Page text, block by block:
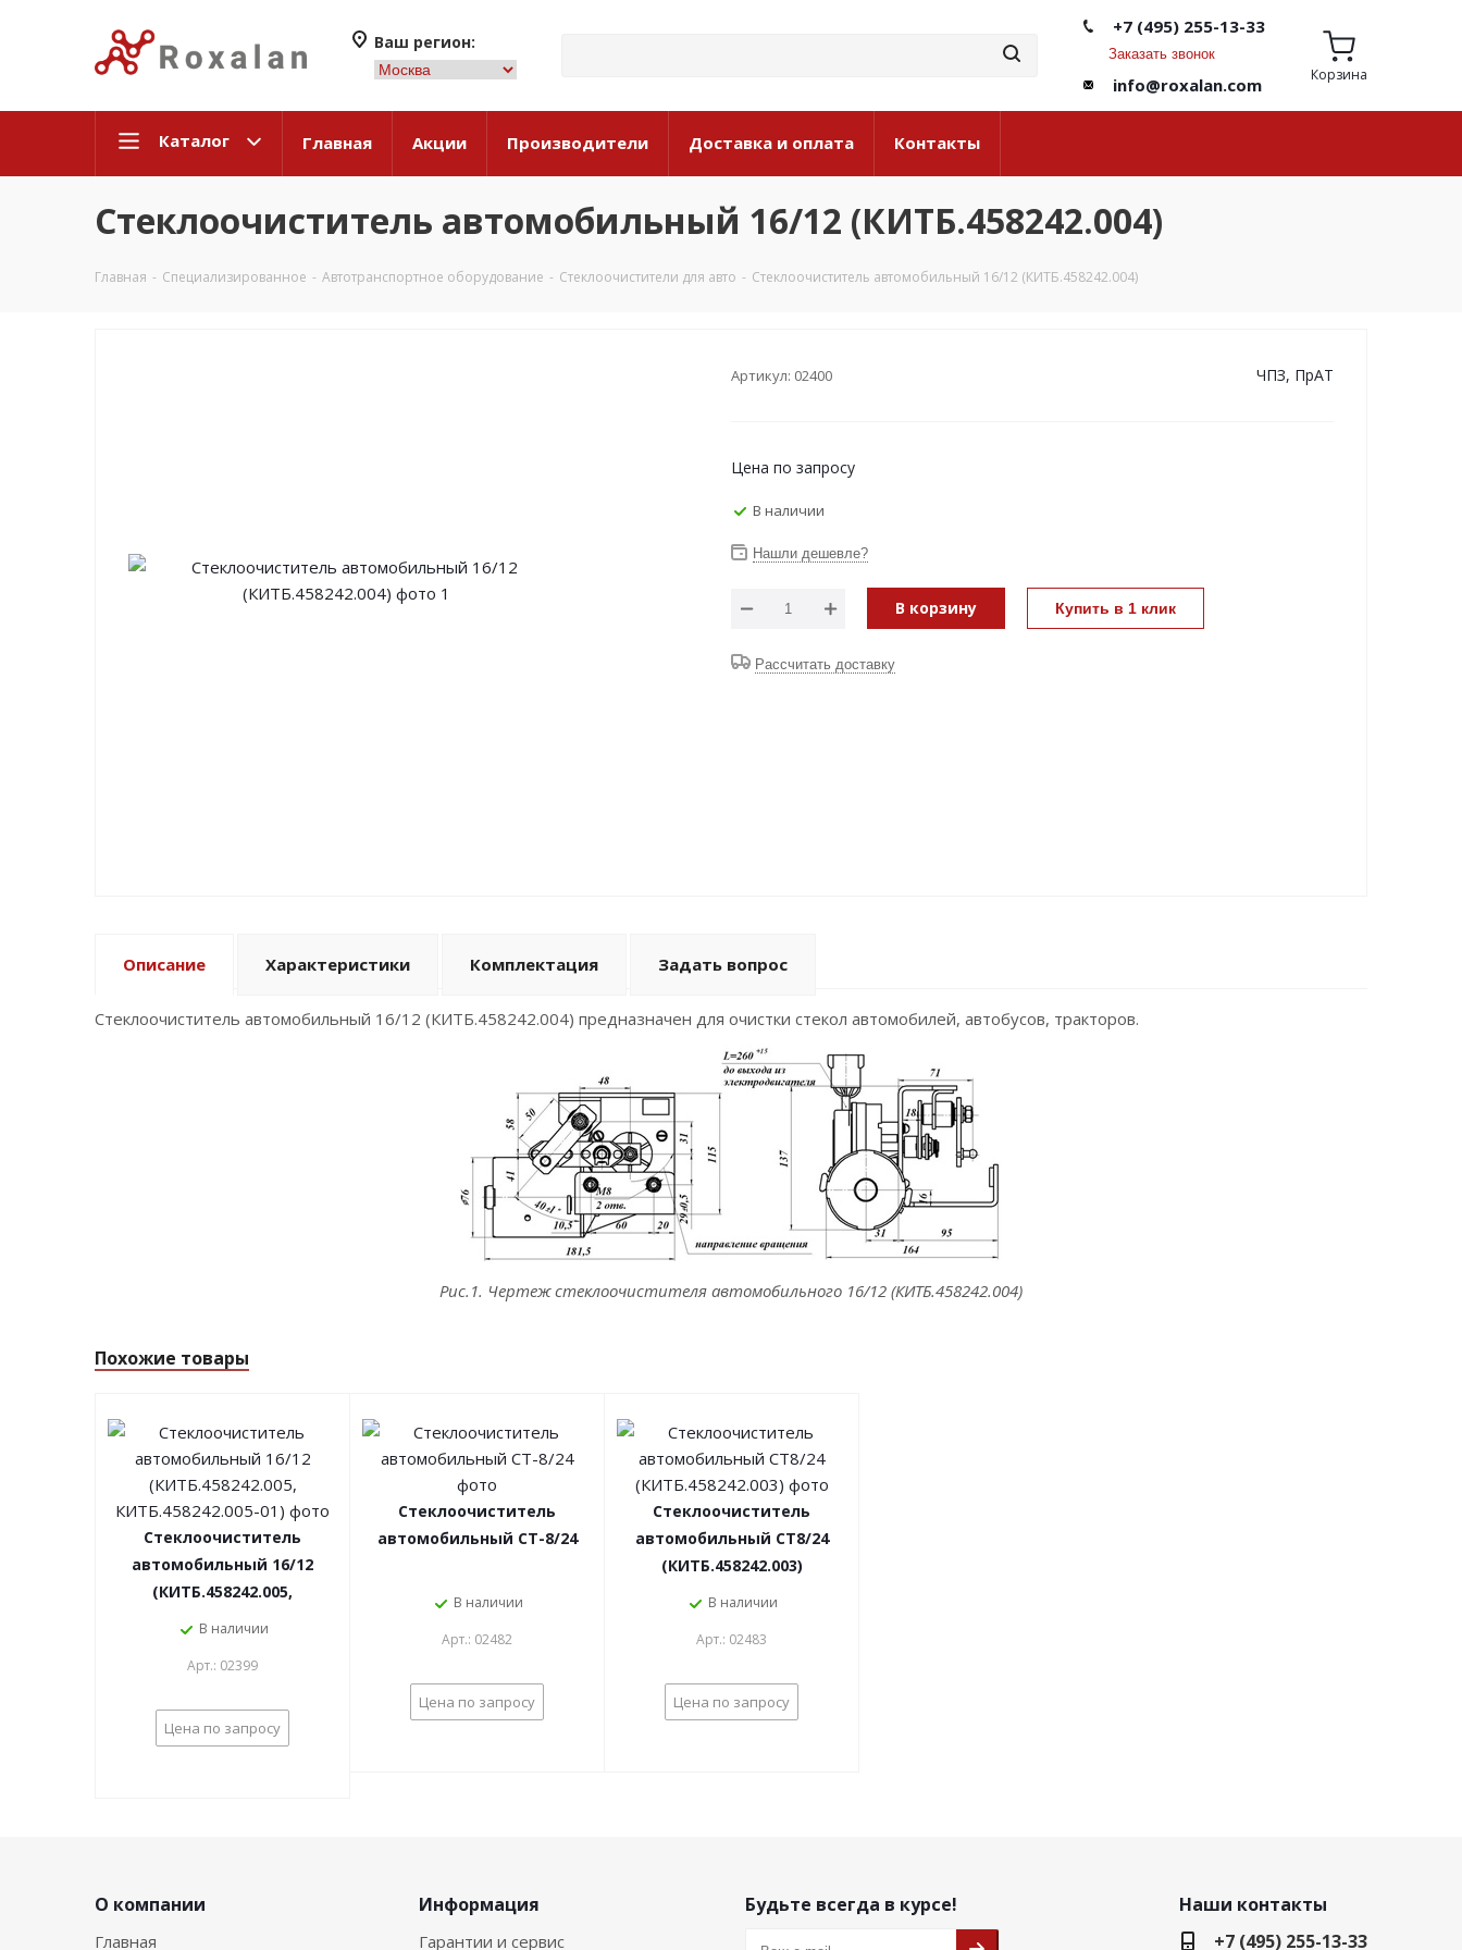
Ваш регион:
+7 (495) 255-13-33
Заказать звонок
info@roxalan.com Корзина
Каталог Главная Акции Производители Доставка и оплата Контакты
Стеклоочиститель автомобильный 16/12 (КИТБ.458242.004)
Главная - Специализированное - Автотранспортное оборудование - Стеклоочистители для авто - Стеклоочиститель автомобильный 16/12 (КИТБ.458242.004)
Артикул: 02400 ЧПЗ, ПрАТ
Цена по запросу
В наличии
Нашли дешевле?
В корзину Купить в 1 клик
Рассчитать доставку
Описание Характеристики Комплектация Задать вопрос
Стеклоочиститель автомобильный 16/12 (КИТБ.458242.004) предназначен для очистки стекол автомобилей, автобусов, тракторов.
Рис.1. Чертеж стеклоочистителя автомобильного 16/12 (КИТБ.458242.004)
Похожие товары
Стеклоочиститель
автомобильный 16/12
(КИТБ.458242.005,
КИТБ.458242.005-01)
В наличии
Арт.: 02399
Цена по запросу
Стеклоочиститель
автомобильный СТ-8/24
В наличии
Арт.: 02482
Цена по запросу
Стеклоочиститель
автомобильный СТ8/24
(КИТБ.458242.003)
В наличии
Арт.: 02483
Цена по запросу
О компании
Главная
Информация
Гарантии и сервис
Будьте всегда в курсе!
Наши контакты
+7 (495) 255-13-33